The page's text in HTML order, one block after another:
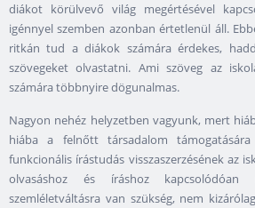
diákot körülvevő világ megértésével
igénnyel szemben azonban értetlenül áll.
ritkán tud a diákok számára érdekes,
szövegeket olvastatni. Ami szöveg az
számára többnyire dögunalmas.
Nagyon nehéz helyzetben vagyunk, mert
hiába a felnőtt társadalom
funkcionális írástudás visszaszerzésének az
olvasáshoz és íráshoz kapcsolódóan
szemléletváltásra van szükség, nem